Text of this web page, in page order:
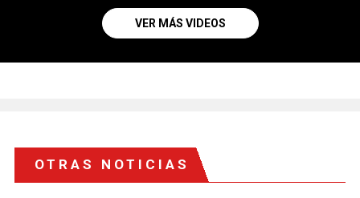
VER MÁS VIDEOS
OTRAS NOTICIAS